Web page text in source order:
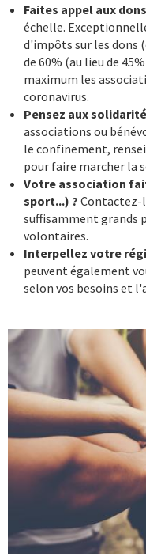
Faites appel aux dons
échelle.
d'impôts sur les dons
de 60% (au lieu de
maximum les
coronavirus.
Pensez aux
associations ou
le confinement,
pour faire marcher la
Votre association
sport...) ? Contactez-
suffisamment grands
volontaires.
Interpellez votre
peuvent également
selon vos besoins et